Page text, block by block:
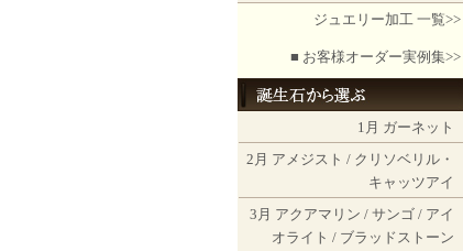
ジュエリー加工 一覧>>
■ お客様オーダー実例集>>
1月 ガーネット
2月 アメジスト / クリソベリル・
キャッツアイ
3月 アクアマリン / サンゴ/ アイ
オライト / ブラッドストーン